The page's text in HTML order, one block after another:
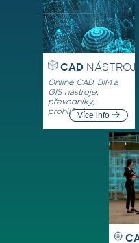
CADNÁSTROJE
Online CAD, BIM a
GIS nástroje,
převodníky,
prohlížečeVíce info